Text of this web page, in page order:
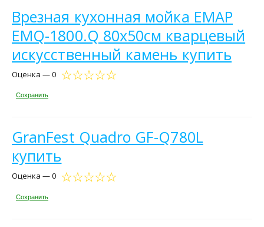
Врезная кухонная мойка ЕМАР
EMQ-1800.Q 80х50см кварцевый
искусственный камень купить
Оценка — 0
Сохранить
GranFest Quadro GF-Q780L
купить
Оценка — 0
Сохранить